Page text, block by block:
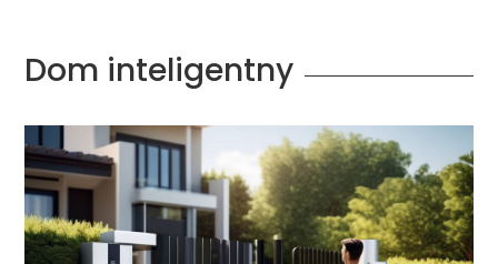
Dom inteligentny